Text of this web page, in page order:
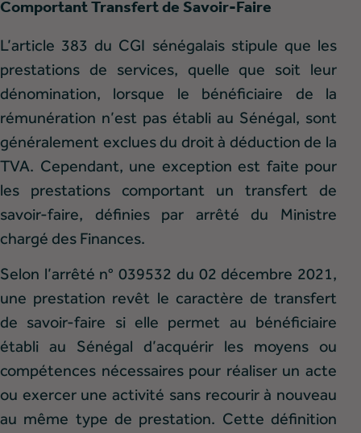
Comportant Transfert de Savoir-Faire
L’article 383 du CGI sénégalais stipule que les
prestations de services, quelle que soit leur
dénomination, lorsque le bénéficiaire de la
rémunération n’est pas établi au Sénégal, sont
généralement exclues du droit à déduction de la
TVA. Cependant, une exception est faite pour
les prestations comportant un transfert de
savoir-faire, définies par arrêté du Ministre
chargé des Finances.
Selon l’arrêté n° 039532 du 02 décembre 2021,
une prestation revêt le caractère de transfert
de savoir-faire si elle permet au bénéficiaire
établi au Sénégal d’acquérir les moyens ou
compétences nécessaires pour réaliser un acte
ou exercer une activité sans recourir à nouveau
au même type de prestation. Cette définition